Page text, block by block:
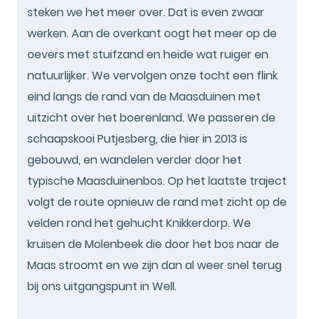
steken we het meer over. Dat is even zwaar
werken. Aan de overkant oogt het meer op de
oevers met stuifzand en heide wat ruiger en
natuurlijker. We vervolgen onze tocht een flink
eind langs de rand van de Maasduinen met
uitzicht over het boerenland. We passeren de
schaapskooi Putjesberg, die hier in 2013 is
gebouwd, en wandelen verder door het
typische Maasduinenbos. Op het laatste traject
volgt de route opnieuw de rand met zicht op de
velden rond het gehucht Knikkerdorp. We
kruisen de Molenbeek die door het bos naar de
Maas stroomt en we zijn dan al weer snel terug
bij ons uitgangspunt in Well.